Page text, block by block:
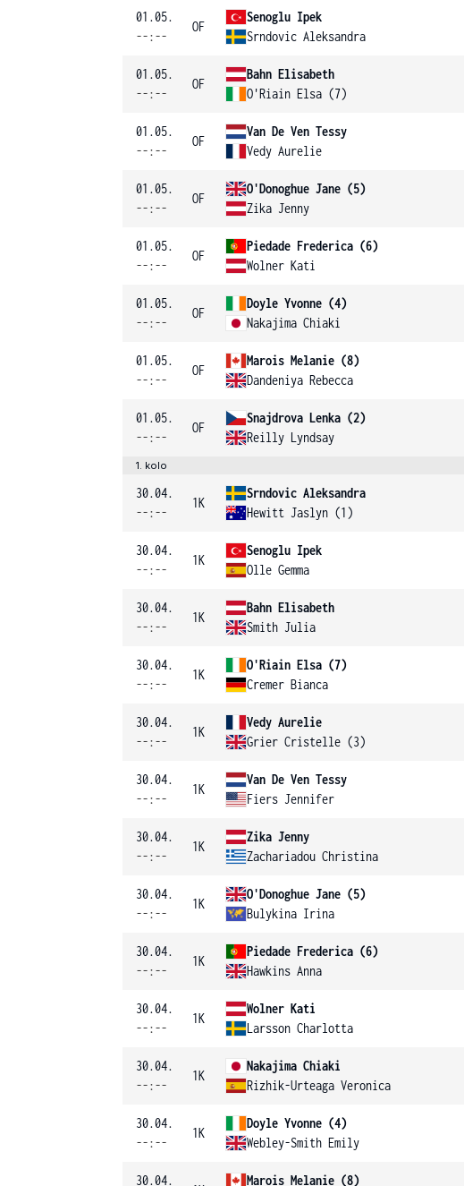
01.05.
--:--
OF
Senoglu Ipek
Srndovic Aleksandra
01.05.
--:--
OF
Bahn Elisabeth
O'Riain Elsa (7)
01.05.
--:--
OF
Van De Ven Tessy
Vedy Aurelie
01.05.
--:--
OF
O'Donoghue Jane (5)
Zika Jenny
01.05.
--:--
OF
Piedade Frederica (6)
Wolner Kati
01.05.
--:--
OF
Doyle Yvonne (4)
Nakajima Chiaki
01.05.
--:--
OF
Marois Melanie (8)
Dandeniya Rebecca
01.05.
--:--
OF
Snajdrova Lenka (2)
Reilly Lyndsay
1. kolo
30.04.
--:--
1K
Srndovic Aleksandra
Hewitt Jaslyn (1)
30.04.
--:--
1K
Senoglu Ipek
Olle Gemma
30.04.
--:--
1K
Bahn Elisabeth
Smith Julia
30.04.
--:--
1K
O'Riain Elsa (7)
Cremer Bianca
30.04.
--:--
1K
Vedy Aurelie
Grier Cristelle (3)
30.04.
--:--
1K
Van De Ven Tessy
Fiers Jennifer
30.04.
--:--
1K
Zika Jenny
Zachariadou Christina
30.04.
--:--
1K
O'Donoghue Jane (5)
Bulykina Irina
30.04.
--:--
1K
Piedade Frederica (6)
Hawkins Anna
30.04.
--:--
1K
Wolner Kati
Larsson Charlotta
30.04.
--:--
1K
Nakajima Chiaki
Rizhik-Urteaga Veronica
30.04.
--:--
1K
Doyle Yvonne (4)
Webley-Smith Emily
30.04. Marois Melanie (8)